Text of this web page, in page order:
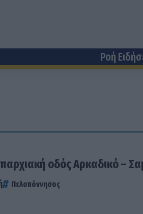
Ροή
οδός Αρκαδικό –
Πελοπόννησος